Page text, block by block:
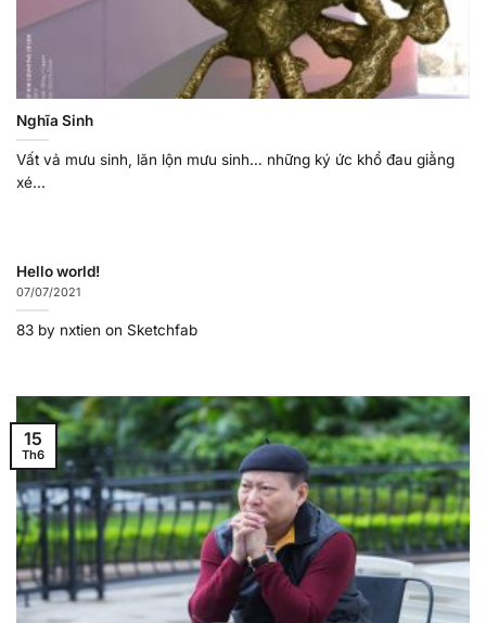
Nghĩa Sinh
Vất vả mưu sinh, lăn lộn mưu sinh… những ký ức khổ đau giằng
xé...
Hello world!
07/07/2021
83 by nxtien on Sketchfab
15
Th6